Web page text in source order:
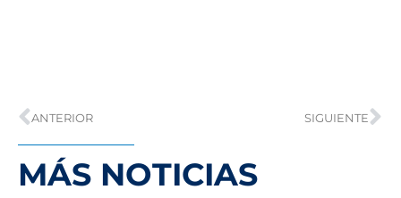
ANTERIOR SIGUIENTE
MÁS NOTICIAS